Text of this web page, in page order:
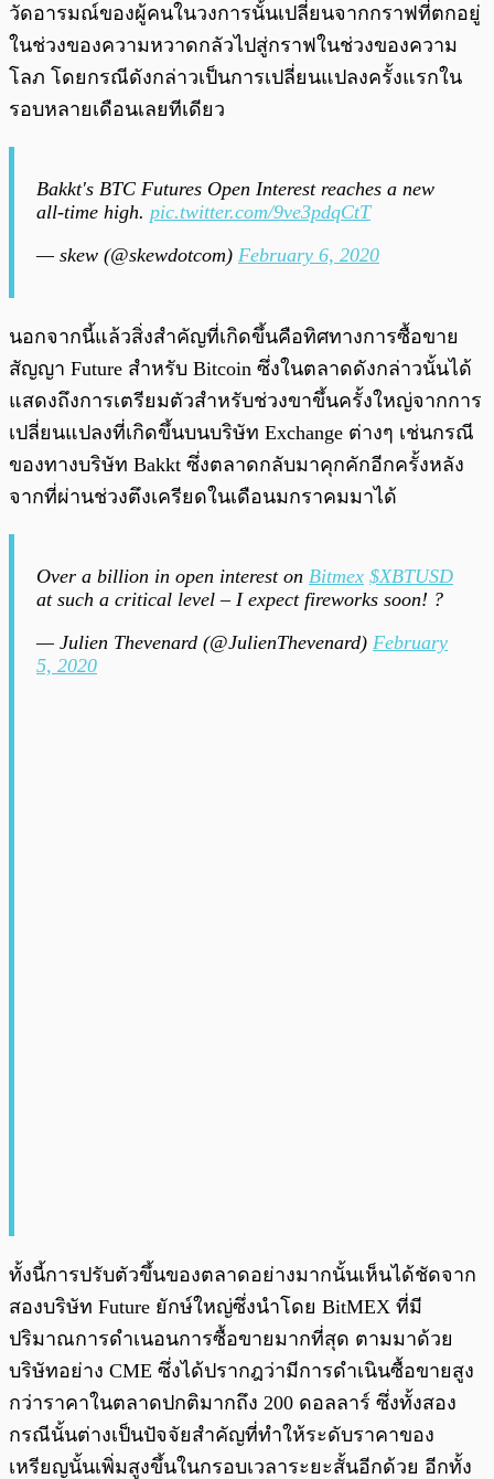
วัดอารมณ์ของผู้คนในวงการนั้นเปลี่ยนจากกราฟที่ตกอยู่
ในช่วงของความหวาดกลัวไปสู่กราฟในช่วงของความ
โลภ โดยกรณีดังกล่าวเป็นการเปลี่ยนแปลงครั้งแรกใน
รอบหลายเดือนเลยทีเดียว
Bakkt's BTC Futures Open Interest reaches a new
all-time high. pic.twitter.com/9ve3pdqCtT
— skew (@skewdotcom) February 6, 2020
นอกจากนี้แล้วสิ่งสำคัญที่เกิดขึ้นคือทิศทางการซื้อขาย
สัญญา Future สำหรับ Bitcoin ซึ่งในตลาดดังกล่าวนั้นได้
แสดงถึงการเตรียมตัวสำหรับช่วงขาขึ้นครั้งใหญ่จากการ
เปลี่ยนแปลงที่เกิดขึ้นบนบริษัท Exchange ต่างๆ เช่นกรณี
ของทางบริษัท Bakkt ซึ่งตลาดกลับมาคุกคักอีกครั้งหลัง
จากที่ผ่านช่วงตึงเครียดในเดือนมกราคมมาได้
Over a billion in open interest on Bitmex $XBTUSD
at such a critical level – I expect fireworks soon! ?
— Julien Thevenard (@JulienThevenard) February
5, 2020
ทั้งนี้การปรับตัวขึ้นของตลาดอย่างมากนั้นเห็นได้ชัดจาก
สองบริษัท Future ยักษ์ใหญ่ซึ่งนำโดย BitMEX ที่มี
ปริมาณการดำเนอนการซื้อขายมากที่สุด ตามมาด้วย
บริษัทอย่าง CME ซึ่งได้ปรากฎว่ามีการดำเนินซื้อขายสูง
กว่าราคาในตลาดปกติมากถึง 200 ดอลลาร์ ซึ่งทั้งสอง
กรณีนั้นต่างเป็นปัจจัยสำคัญที่ทำให้ระดับราคาของ
เหรียญนั้นเพิ่มสูงขึ้นในกรอบเวลาระยะสั้นอีกด้วย อีกทั้ง